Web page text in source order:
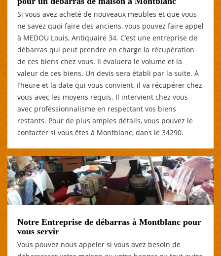
Si vous avez acheté de nouveaux meubles et que vous
ne savez quoi faire des anciens, vous pouvez faire appel
à MEDOU Louis, Antiquaire 34. C’est une entreprise de
débarras qui peut prendre en charge la récupération
de ces biens chez vous. Il évaluera le volume et la
valeur de ces biens. Un devis sera établi par la suite. À
l’heure et la date qui vous convient, il va récupérer chez
vous avec les moyens requis. Il intervient chez vous
avec professionnalisme en respectant vos biens
restants. Pour de plus amples détails, vous pouvez le
contacter si vous êtes à Montblanc, dans le 34290.
Notre Entreprise de débarras à Montblanc pour
vous servir
Vous pouvez nous appeler si vous avez besoin de